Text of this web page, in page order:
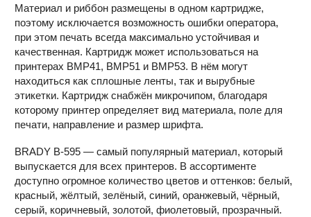
Материал и риббон размещены в одном картридже,
поэтому исключается возможность ошибки оператора,
при этом печать всегда максимально устойчивая и
качественная. Картридж может использоваться на
принтерах BMP41, BMP51 и BMP53. В нём могут
находиться как сплошные ленты, так и вырубные
этикетки. Картридж снабжён микрочипом, благодаря
которому принтер определяет вид материала, поле для
печати, направление и размер шрифта.
BRADY B-595 — самый популярный материал, который
выпускается для всех принтеров. В ассортименте
доступно огромное количество цветов и оттенков: белый,
красный, жёлтый, зелёный, синий, оранжевый, чёрный,
серый, коричневый, золотой, фиолетовый, прозрачный.